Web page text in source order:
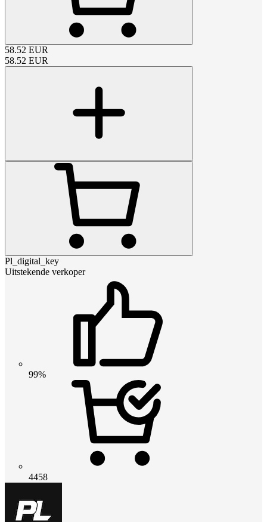
58.52 EUR
58.52 EUR
Pl_digital_key
Uitstekende verkoper
99%
4458